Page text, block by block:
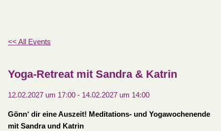
<< All Events
Yoga-Retreat mit Sandra & Katrin
12.02.2027 um 17:00- 14.02.2027 um 14:00
Gönn‘ dir eine Auszeit! Meditations- und Yogawochenende
mit Sandra und Katrin